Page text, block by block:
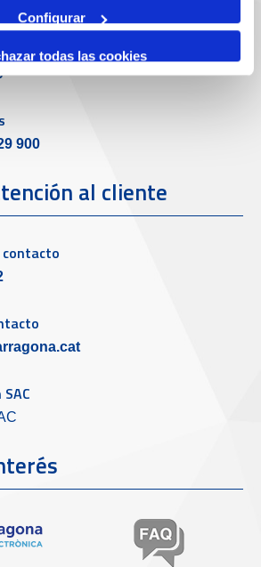
Configurar
todas las cookies
contacto
900
al cliente